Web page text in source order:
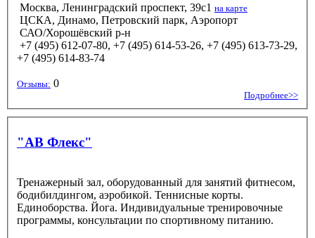
Москва, Ленинградский проспект, 39с1 на карте
ЦСКА, Динамо, Петровский парк, Аэропорт
САО/Хорошёвский р-н
+7 (495) 612-07-80, +7 (495) 614-53-26, +7 (495) 613-73-29,
+7 (495) 614-83-74
Отзывы: 0
Подробнее>>
"АВ Флекс"
Тренажерный зал, оборудованный для занятий фитнесом,
бодибилдингом, аэробикой. Теннисные корты.
Единоборства. Йога. Индивидуальные тренировочные
программы, консультации по спортивному питанию.